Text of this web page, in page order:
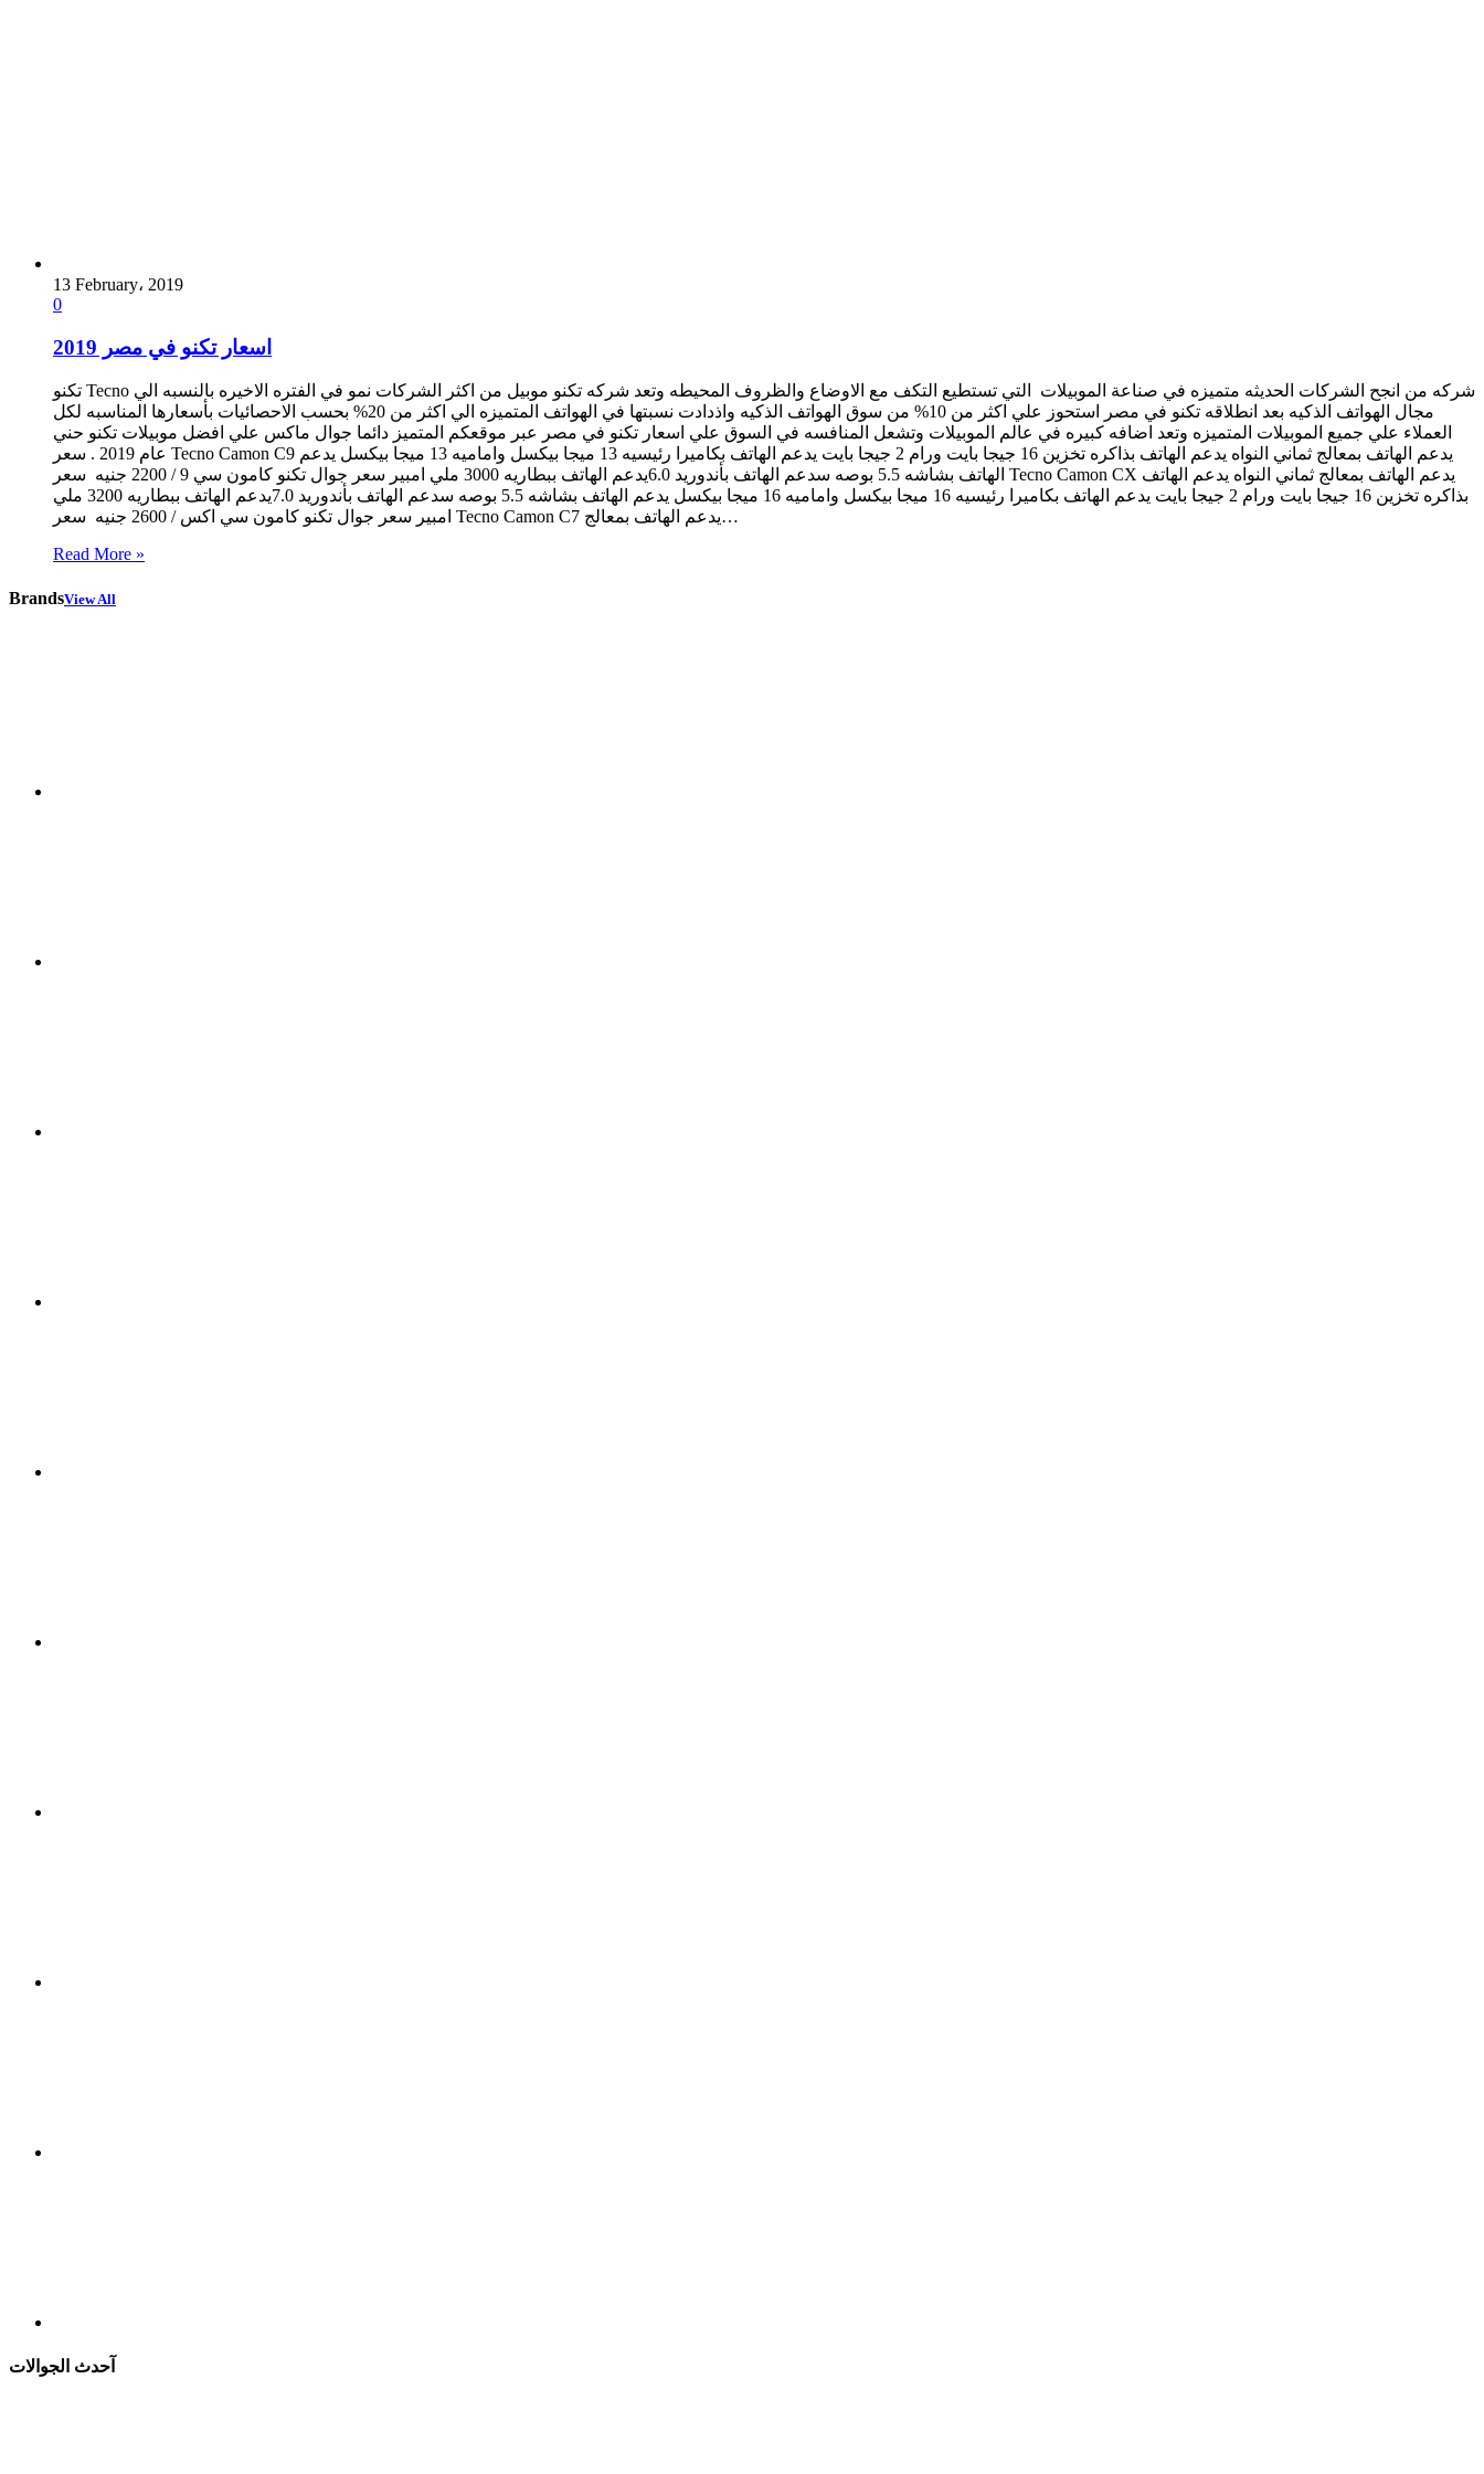
13 February، 2019
0
اسعار تكنو في مصر 2019
تكنو Tecno شركه من انجح الشركات الحديثه متميزه في صناعة الموبيلات التي تستطيع التكف مع الاوضاع والظروف المحيطه وتعد شركه تكنو موبيل من اكثر الشركات نمو في الفتره الاخيره بالنسبه الي
مجال الهواتف الذكيه بعد انطلاقه تكنو في مصر استحوز علي اكثر من 10% من سوق الهواتف الذكيه واذدادت نسبتها في الهواتف المتميزه الي اكثر من 20% بحسب الاحصائيات بأسعارها المناسبه لكل
العملاء علي جميع الموبيلات المتميزه وتعد اضافه كبيره في عالم الموبيلات وتشعل المنافسه في السوق علي اسعار تكنو في مصر عبر موقعكم المتميز دائما جوال ماكس علي افضل موبيلات تكنو حني
عام 2019 . سعر Tecno Camon C9 يدعم الهاتف بمعالج ثماني النواه يدعم الهاتف بذاكره تخزين 16 جيجا بايت ورام 2 جيجا بايت يدعم الهاتف بكاميرا رئيسيه 13 ميجا بيكسل واماميه 13 ميجا بيكسل يدعم
الهاتف بشاشه 5.5 بوصه سدعم الهاتف بأندوريد 6.0يدعم الهاتف ببطاريه 3000 ملي امبير سعر جوال تكنو كامون سي 9 / 2200 جنيه سعر Tecno Camon CX يدعم الهاتف بمعالج ثماني النواه يدعم الهاتف
بذاكره تخزين 16 جيجا بايت ورام 2 جيجا بايت يدعم الهاتف بكاميرا رئيسيه 16 ميجا بيكسل واماميه 16 ميجا بيكسل يدعم الهاتف بشاشه 5.5 بوصه سدعم الهاتف بأندوريد 7.0يدعم الهاتف ببطاريه 3200 ملي
امبير سعر جوال تكنو كامون سي اكس / 2600 جنيه سعر Tecno Camon C7 يدعم الهاتف بمعالج…
Read More »
BrandsView All
آحدث الجوالات